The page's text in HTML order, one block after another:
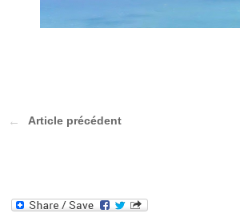
Article précédent